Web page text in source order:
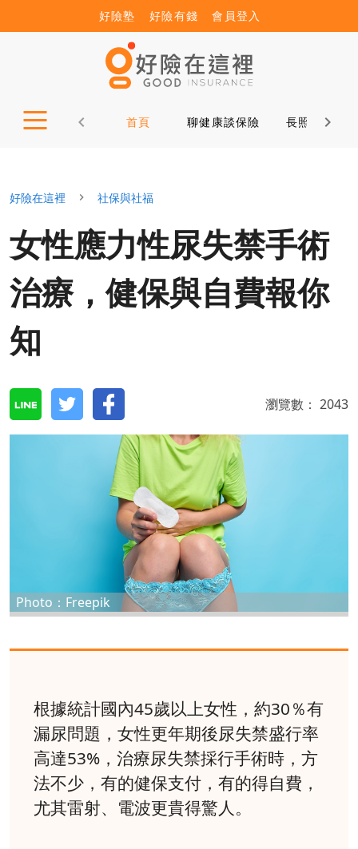
好險塾 好險有錢 會員登入
首頁 聊健康談保險 長照12問
好險在這裡 社保與社福
女性應力性尿失禁手術
治療，健保與自費報你
知
瀏覽數： 2043
Photo：Freepik
根據統計國內45歲以上女性，約30％有
漏尿問題，女性更年期後尿失禁盛行率
高達53%，治療尿失禁採行手術時，方
法不少，有的健保支付，有的得自費，
尤其雷射、電波更貴得驚人。